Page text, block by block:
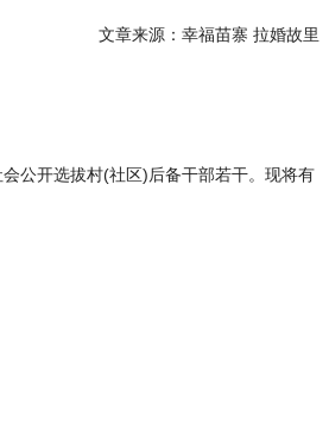
文章来源：幸福苗寨 拉婚故里
公开选拔村(社区)后备干部若干。现将有